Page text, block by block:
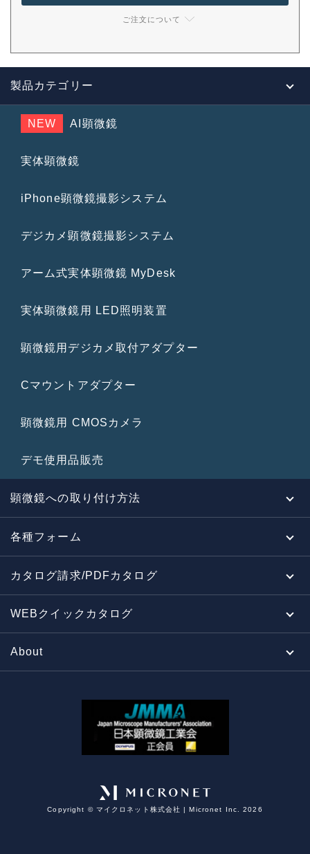
ご注文について
製品カテゴリー
NEW AI顕微鏡
実体顕微鏡
iPhone顕微鏡撮影システム
デジカメ顕微鏡撮影システム
アーム式実体顕微鏡 MyDesk
実体顕微鏡用 LED照明装置
顕微鏡用デジカメ取付アダプター
Cマウントアダプター
顕微鏡用 CMOSカメラ
デモ使用品販売
顕微鏡への取り付け方法
各種フォーム
カタログ請求/PDFカタログ
WEBクイックカタログ
About
Copyright ©︎ マイクロネット株式会社 | Micronet Inc. 2026